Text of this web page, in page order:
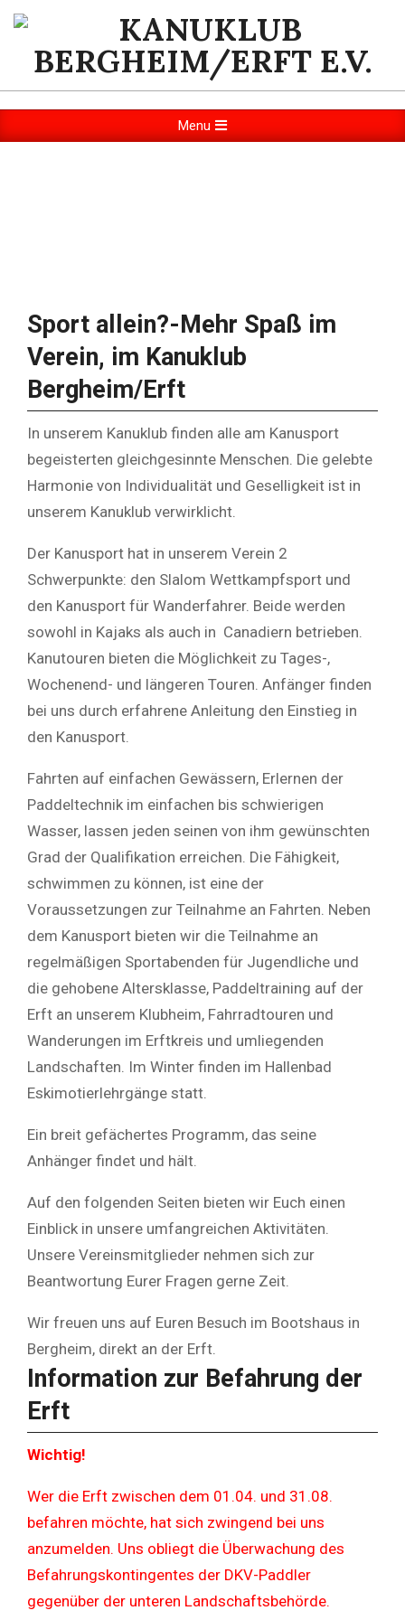
Skip
content
KANUKLUB
BERGHEIM/ERFT
E.V.
Navigation
Menu
Sport allein?-Mehr Spaß im
Verein, im Kanuklub
Bergheim/Erft
In unserem Kanuklub finden alle am Kanusport
begeisterten gleichgesinnte Menschen. Die gelebte
Harmonie von Individualität und Geselligkeit ist in
unserem Kanuklub verwirklicht.
Der Kanusport hat in unserem Verein 2
Schwerpunkte: den Slalom Wettkampfsport und
den Kanusport für Wanderfahrer. Beide werden
sowohl in Kajaks als auch in Canadiern betrieben.
Kanutouren bieten die Möglichkeit zu Tages-,
Wochenend- und längeren Touren. Anfänger finden
bei uns durch erfahrene Anleitung den Einstieg in
den Kanusport.
Fahrten auf einfachen Gewässern, Erlernen der
Paddeltechnik im einfachen bis schwierigen
Wasser, lassen jeden seinen von ihm gewünschten
Grad der Qualifikation erreichen. Die Fähigkeit,
schwimmen zu können, ist eine der
Voraussetzungen zur Teilnahme an Fahrten. Neben
dem Kanusport bieten wir die Teilnahme an
regelmäßigen Sportabenden für Jugendliche und
die gehobene Altersklasse, Paddeltraining auf der
Erft an unserem Klubheim, Fahrradtouren und
Wanderungen im Erftkreis und umliegenden
Landschaften. Im Winter finden im Hallenbad
Eskimotierlehrgänge statt.
Ein breit gefächertes Programm, das seine
Anhänger findet und hält.
Auf den folgenden Seiten bieten wir Euch einen
Einblick in unsere umfangreichen Aktivitäten.
Unsere Vereinsmitglieder nehmen sich zur
Beantwortung Eurer Fragen gerne Zeit.
Wir freuen uns auf Euren Besuch im Bootshaus in
Bergheim, direkt an der Erft.
Information zur Befahrung der
Erft
Wichtig!
Wer die Erft zwischen dem 01.04. und 31.08.
befahren möchte, hat sich zwingend bei uns
anzumelden. Uns obliegt die Überwachung des
Befahrungskontingentes der DKV-Paddler
gegenüber der unteren Landschaftsbehörde.